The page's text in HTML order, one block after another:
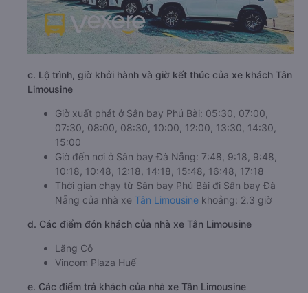
c. Lộ trình, giờ khởi hành và giờ kết thúc của xe khách Tân
Limousine
Giờ xuất phát ở Sân bay Phú Bài: 05:30, 07:00,
07:30, 08:00, 08:30, 10:00, 12:00, 13:30, 14:30,
15:00
Giờ đến nơi ở Sân bay Đà Nẵng: 7:48, 9:18, 9:48,
10:18, 10:48, 12:18, 14:18, 15:48, 16:48, 17:18
Thời gian chạy từ Sân bay Phú Bài đi Sân bay Đà
Nẵng của nhà xe Tân Limousine khoảng: 2.3 giờ
d. Các điểm đón khách của nhà xe Tân Limousine
Lăng Cô
Vincom Plaza Huế
e. Các điểm trả khách của nhà xe Tân Limousine